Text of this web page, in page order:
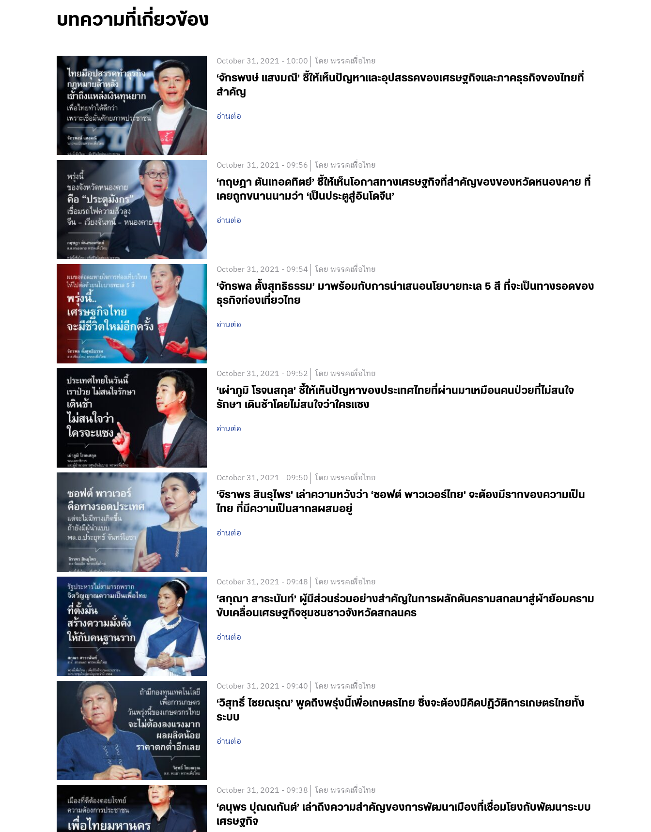
บทความที่เกี่ยวข้อง
October 31, 2021 - 10:00 โดย พรรคเพื่อไทย
‘จักรพงษ์ แสงมณี’ ชี้ให้เห็นปัญหาและอุปสรรคของเศรษฐกิจและภาคธุรกิจของไทยที่
สำคัญ
อ่านต่อ
October 31, 2021 - 09:56 โดย พรรคเพื่อไทย
‘กฤษฎา ตันเทอดทิตย์’ ชี้ให้เห็นโอกาสทางเศรษฐกิจที่สำคัญของของหวัดหนองคาย ที่
เคยถูกขนานนามว่า ‘เป็นประตูสู่อินโดจีน’
อ่านต่อ
October 31, 2021 - 09:54 โดย พรรคเพื่อไทย
‘จักรพล ตั้งสุทธิธรรม’ มาพร้อมกับการนำเสนอนโยบายทะเล 5 สี ที่จะเป็นทางรอดของ
ธุรกิจท่องเที่ยวไทย
อ่านต่อ
October 31, 2021 - 09:52 โดย พรรคเพื่อไทย
‘เผ่าภูมิ โรจนสกุล’ ชี้ให้เห็นปัญหาของประเทศไทยที่ผ่านมาเหมือนคนป่วยที่ไม่สนใจ
รักษา เดินช้าโดยไม่สนใจว่าใครแซง
อ่านต่อ
October 31, 2021 - 09:50 โดย พรรคเพื่อไทย
‘จิราพร สินธุไพร’ เล่าความหวังว่า ‘ซอฟต์ พาวเวอร์ไทย’ จะต้องมีรากของความเป็น
ไทย ที่มีความเป็นสากลผสมอยู่
อ่านต่อ
October 31, 2021 - 09:48 โดย พรรคเพื่อไทย
‘สกุณา สาระนันท์’ ผู้มีส่วนร่วมอย่างสำคัญในการผลักดันครามสกลมาสู่ผ้าย้อมคราม
ขับเคลื่อนเศรษฐกิจชุมชนชาวจังหวัดสกลนคร
อ่านต่อ
October 31, 2021 - 09:40 โดย พรรคเพื่อไทย
‘วิสุทธิ์ ไชยณรุณ’ พูดถึงพรุ่งนี้เพื่อเกษตรไทย ซึ่งจะต้องมีคิดปฏิวัติการเกษตรไทยทั้ง
ระบบ
อ่านต่อ
October 31, 2021 - 09:38 โดย พรรคเพื่อไทย
‘ดนุพร ปุณณกันต์’ เล่าถึงความสำคัญของการพัฒนาเมืองที่เชื่อมโยงกับพัฒนาระบบ
เศรษฐกิจ